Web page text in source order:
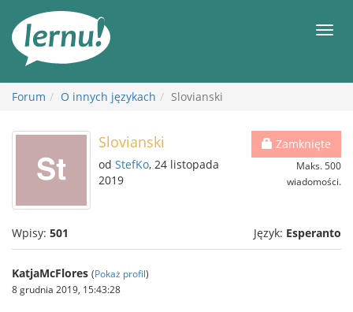
Forum O innych językach Slovianski
Zamknięte
Maks. 500
wiadomości.
Slovianski
od StefKo, 24 listopada
2019
Wpisy: 501 Język: Esperanto
KatjaMcFlores (Pokaż profil)
8 grudnia 2019, 15:43:28